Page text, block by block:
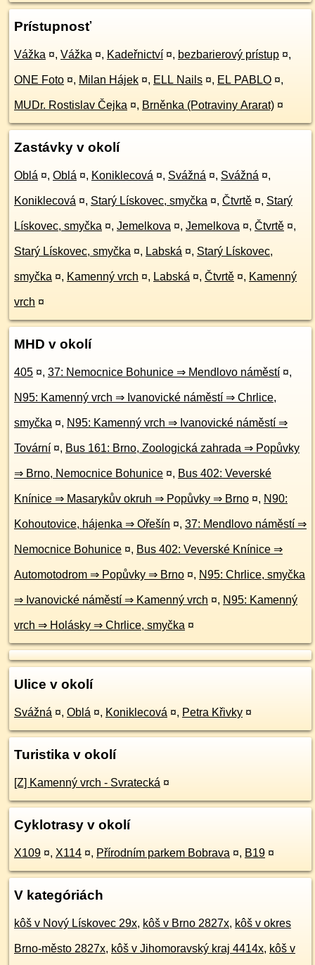
Prístupnosť
Vážka ¤, Vážka ¤, Kadeřnictví ¤, bezbarierový prístup ¤,
ONE Foto ¤, Milan Hájek ¤, ELL Nails ¤, EL PABLO ¤,
MUDr. Rostislav Čejka ¤, Brněnka (Potraviny Ararat) ¤
Zastávky v okolí
Oblá ¤, Oblá ¤, Koniklecová ¤, Svážná ¤, Svážná ¤,
Koniklecová ¤, Starý Lískovec, smyčka ¤, Čtvrtě ¤, Starý
Lískovec, smyčka ¤, Jemelkova ¤, Jemelkova ¤, Čtvrtě ¤,
Starý Lískovec, smyčka ¤, Labská ¤, Starý Lískovec,
smyčka ¤, Kamenný vrch ¤, Labská ¤, Čtvrtě ¤, Kamenný
vrch ¤
MHD v okolí
405 ¤, 37: Nemocnice Bohunice ⇒ Mendlovo náměstí ¤,
N95: Kamenný vrch ⇒ Ivanovické náměstí ⇒ Chrlice,
smyčka ¤, N95: Kamenný vrch ⇒ Ivanovické náměstí ⇒
Tovární ¤, Bus 161: Brno, Zoologická zahrada ⇒ Popůvky
⇒ Brno, Nemocnice Bohunice ¤, Bus 402: Veverské
Knínice ⇒ Masarykův okruh ⇒ Popůvky ⇒ Brno ¤, N90:
Kohoutovice, hájenka ⇒ Ořešín ¤, 37: Mendlovo náměstí ⇒
Nemocnice Bohunice ¤, Bus 402: Veverské Knínice ⇒
Automotodrom ⇒ Popůvky ⇒ Brno ¤, N95: Chrlice, smyčka
⇒ Ivanovické náměstí ⇒ Kamenný vrch ¤, N95: Kamenný
vrch ⇒ Holásky ⇒ Chrlice, smyčka ¤
Ulice v okolí
Svážná ¤, Oblá ¤, Koniklecová ¤, Petra Křivky ¤
Turistika v okolí
[Z] Kamenný vrch - Svratecká ¤
Cyklotrasy v okolí
X109 ¤, X114 ¤, Přírodním parkem Bobrava ¤, B19 ¤
V kategóriách
kôš v Nový Lískovec 29x, kôš v Brno 2827x, kôš v okres
Brno-město 2827x, kôš v Jihomoravský kraj 4414x, kôš v